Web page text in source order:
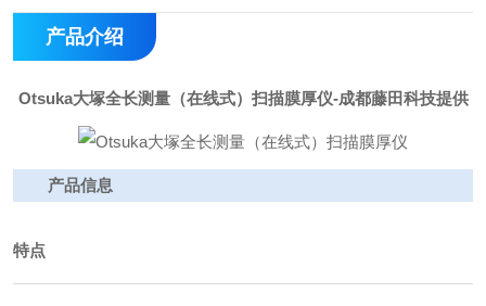
产品介绍
Otsuka大塚全长测量（在线式）扫描膜厚仪-成都藤田科技提供
产品信息
特点